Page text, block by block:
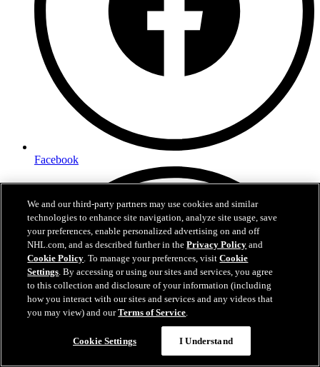
Facebook
We and our third-party partners may use cookies and similar
technologies to enhance site navigation, analyze site usage, save
your preferences, enable personalized advertising on and off
NHL.com, and as described further in thePrivacy Policy and
Cookie Policy. To manage your preferences, visitCookie
Settings. By accessing or using our sites and services, you agree
to this collection and disclosure of your information (including
how you interact with our sites and services and any videos that
you may view) and ourTerms of Service.
Cookie Settings I Understand